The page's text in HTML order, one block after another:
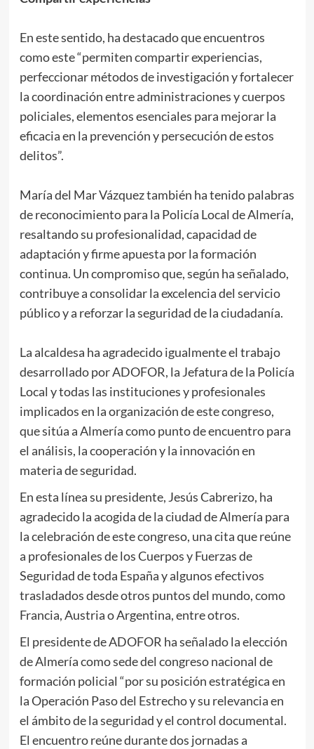
En este sentido, ha destacado que encuentros
como este “permiten compartir experiencias,
perfeccionar métodos de investigación y fortalecer
la coordinación entre administraciones y cuerpos
policiales, elementos esenciales para mejorar la
eficacia en la prevención y persecución de estos
delitos”.
María del Mar Vázquez también ha tenido palabras
de reconocimiento para la Policía Local de Almería,
resaltando su profesionalidad, capacidad de
adaptación y firme apuesta por la formación
continua. Un compromiso que, según ha señalado,
contribuye a consolidar la excelencia del servicio
público y a reforzar la seguridad de la ciudadanía.
La alcaldesa ha agradecido igualmente el trabajo
desarrollado por ADOFOR, la Jefatura de la Policía
Local y todas las instituciones y profesionales
implicados en la organización de este congreso,
que sitúa a Almería como punto de encuentro para
el análisis, la cooperación y la innovación en
materia de seguridad.
En esta línea su presidente, Jesús Cabrerizo, ha
agradecido la acogida de la ciudad de Almería para
la celebración de este congreso, una cita que reúne
a profesionales de los Cuerpos y Fuerzas de
Seguridad de toda España y algunos efectivos
trasladados desde otros puntos del mundo, como
Francia, Austria o Argentina, entre otros.
El presidente de ADOFOR ha señalado la elección
de Almería como sede del congreso nacional de
formación policial “por su posición estratégica en
la Operación Paso del Estrecho y su relevancia en
el ámbito de la seguridad y el control documental.
El encuentro reúne durante dos jornadas a